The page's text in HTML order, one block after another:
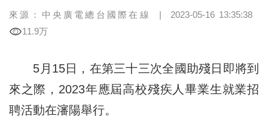
來源：中央廣電總台國際在線 | 2023-05-16 13:35:38
11.9万
5月15日，在第三十三次全國助殘日即將到
來之際，2023年應屆高校殘疾人畢業生就業招
聘活動在瀋陽舉行。